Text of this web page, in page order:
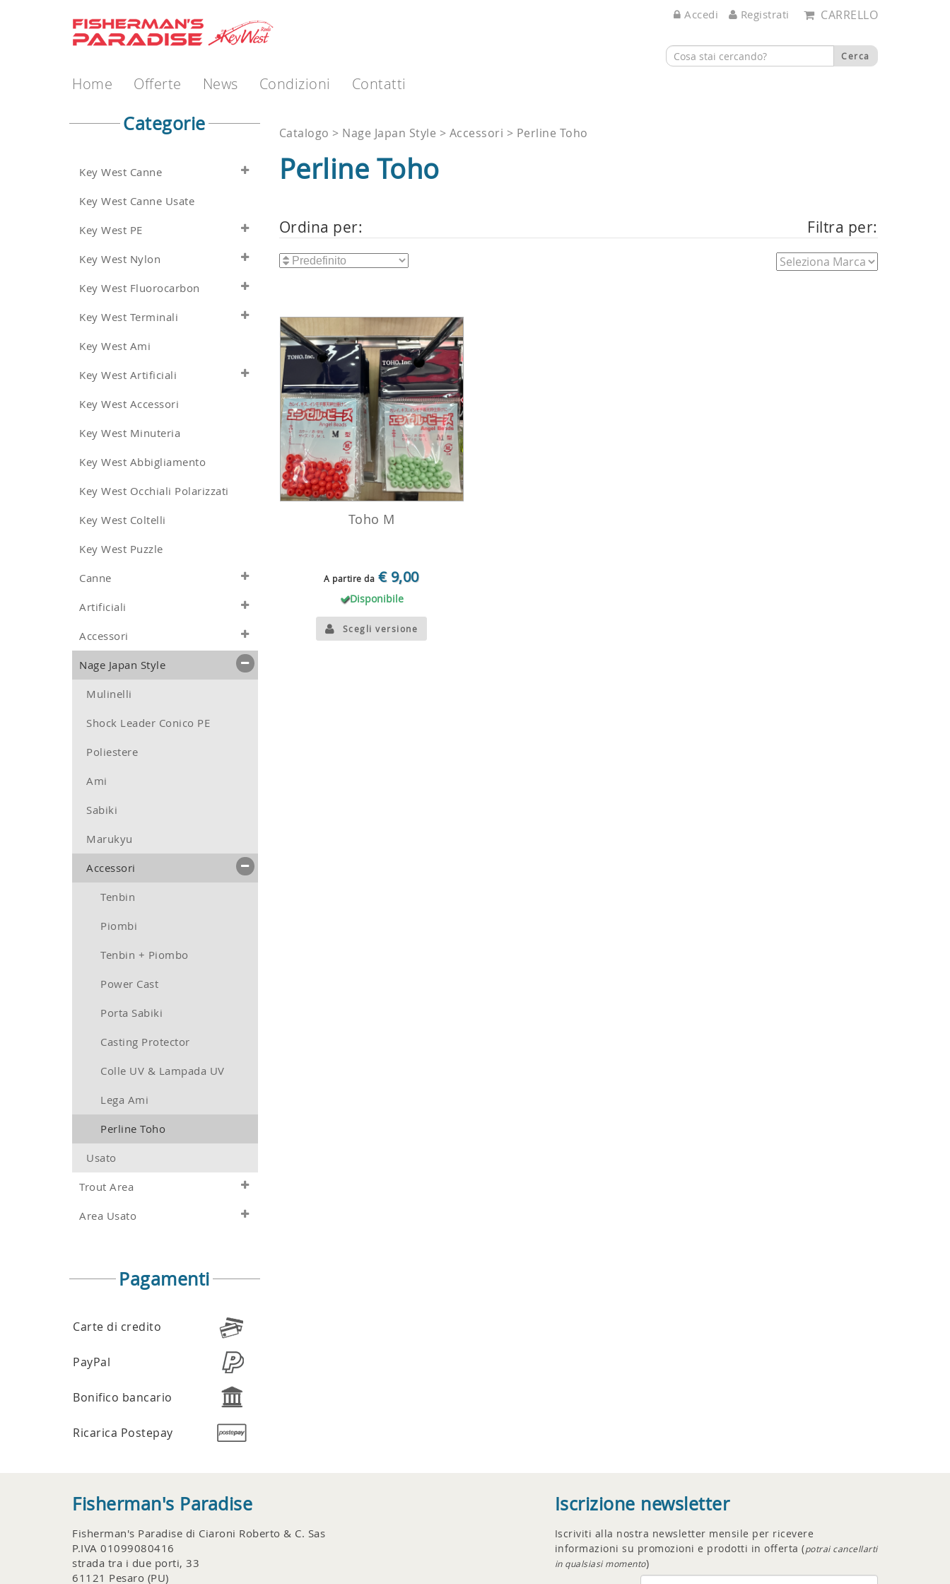
CARRELLO
Accedi Registrati
Home Offerte News Condizioni Contatti
Categorie
Key West Canne
Key West Canne Usate
Key West PE
Key West Nylon
Key West Fluorocarbon
Key West Terminali
Key West Ami
Key West Artificiali
Key West Accessori
Key West Minuteria
Key West Abbigliamento
Key West Occhiali Polarizzati
Key West Coltelli
Key West Puzzle
Canne
Artificiali
Accessori
Nage Japan Style
Mulinelli
Shock Leader Conico PE
Poliestere
Ami
Sabiki
Marukyu
Accessori
Tenbin
Piombi
Tenbin + Piombo
Power Cast
Porta Sabiki
Casting Protector
Colle UV & Lampada UV
Lega Ami
Perline Toho
Usato
Trout Area
Area Usato
Pagamenti
Carte di credito
PayPal
Bonifico bancario
Ricarica Postepay
Catalogo Nage Japan Style Accessori Perline Toho
Perline Toho
Ordina per: Filtra per:
Toho M
A partire da € 9,00
Disponibile
Scegli versione
Fisherman's Paradise
Fisherman's Paradise di Ciaroni Roberto & C. Sas
P.IVA 01099080416
strada tra i due porti, 33
61121 Pesaro (PU)
Iscrizione newsletter
Iscriviti alla nostra newsletter mensile per ricevere
informazioni su promozioni e prodotti in offerta (potrai cancellarti
in qualsiasi momento)